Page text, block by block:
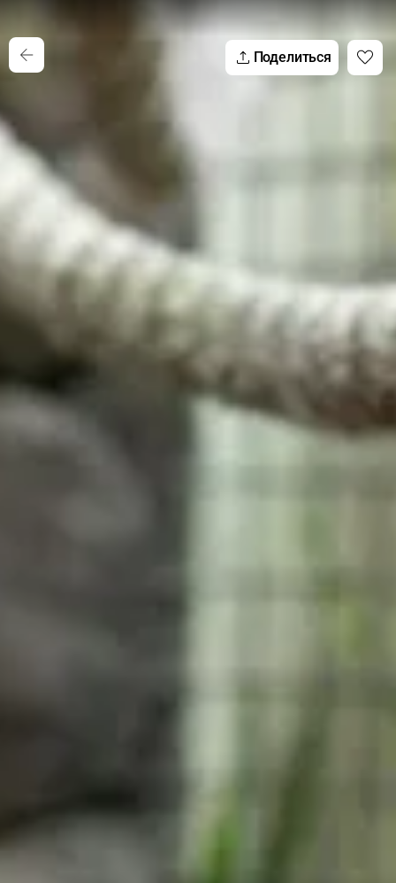
Поделиться